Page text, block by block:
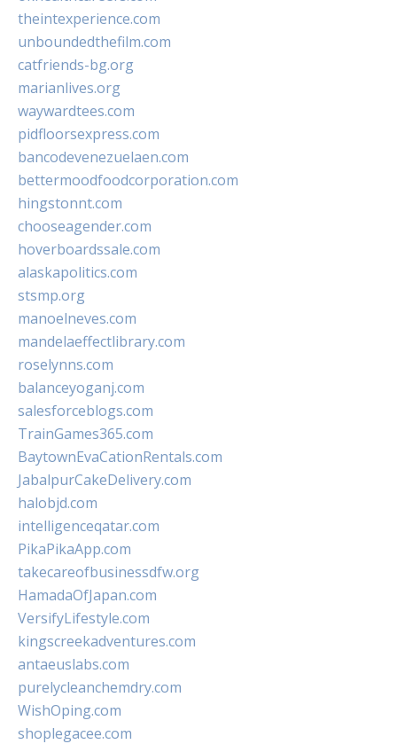
theintexperience.com
unboundedthefilm.com
catfriends-bg.org
marianlives.org
waywardtees.com
pidfloorsexpress.com
bancodevenezuelaen.com
bettermoodfoodcorporation.com
hingstonnt.com
chooseagender.com
hoverboardssale.com
alaskapolitics.com
stsmp.org
manoelneves.com
mandelaeffectlibrary.com
roselynns.com
balanceyoganj.com
salesforceblogs.com
TrainGames365.com
BaytownEvaCationRentals.com
JabalpurCakeDelivery.com
halobjd.com
intelligenceqatar.com
PikaPikaApp.com
takecareofbusinessdfw.org
HamadaOfJapan.com
VersifyLifestyle.com
kingscreekadventures.com
antaeuslabs.com
purelycleanchemdry.com
WishOping.com
shoplegacee.com